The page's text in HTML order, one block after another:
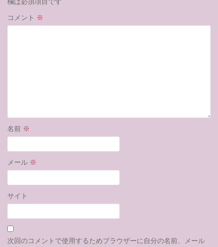
コメント ※
名前 ※
メール ※
サイト
次回のコメントで使用するためブラウザーに自分の名前、メール